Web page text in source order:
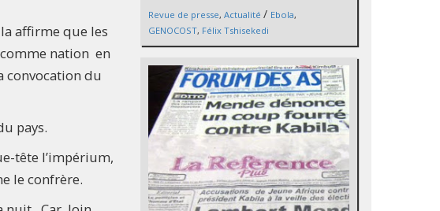
affirme que les
nation en
convocation du
pays.
tête l’impérium,
le confrère.
Revue de presse, Actualité / Ebola,
GENOCOST, Félix Tshisekedi